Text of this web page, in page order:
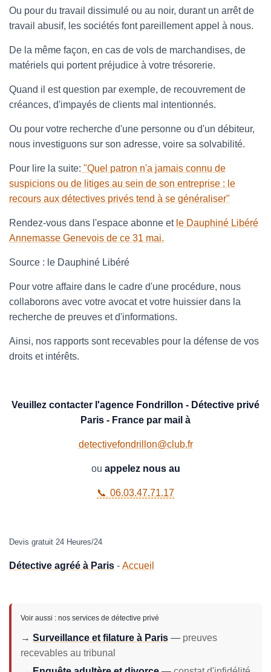
Ou pour du travail dissimulé ou au noir, durant un arrêt de
travail abusif, les sociétés font pareillement appel à nous.
De la même façon, en cas de vols de marchandises, de
matériels qui portent préjudice à votre trésorerie.
Quand il est question par exemple, de recouvrement de
créances, d'impayés de clients mal intentionnés.
Ou pour votre recherche d'une personne ou d'un débiteur,
nous investiguons sur son adresse, voire sa solvabilité.
Pour lire la suite: "Quel patron n'a jamais connu de
suspicions ou de litiges au sein de son entreprise : le
recours aux détectives privés tend à se généraliser"
Rendez-vous dans l'espace abonne et le Dauphiné Libéré
Annemasse Genevois de ce 31 mai.
Source : le Dauphiné Libéré
Pour votre affaire dans le cadre d'une procédure, nous
collaborons avec votre avocat et votre huissier dans la
recherche de preuves et d'informations.
Ainsi, nos rapports sont recevables pour la défense de vos
droits et intérêts.
Veuillez contacter l'agence Fondrillon - Détective privé
Paris - France par mail à
detectivefondrillon@club.fr
ou appelez nous au
06.03.47.71.17
Devis gratuit 24 Heures/24
Détective agréé à Paris - Accueil
Voir aussi : nos services de détective privé
→ Surveillance et filature à Paris — preuves
recevables au tribunal